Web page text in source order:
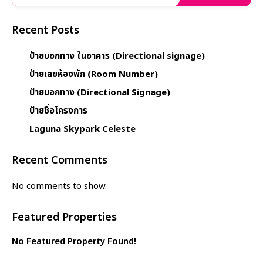
Recent Posts
ป้ายบอกทาง ในอาคาร (Directional signage)
ป้ายเลขห้องพัก (Room Number)
ป้ายบอกทาง (Directional Signage)
ป้ายชื่อโครงการ
Laguna Skypark Celeste
Recent Comments
No comments to show.
Featured Properties
No Featured Property Found!